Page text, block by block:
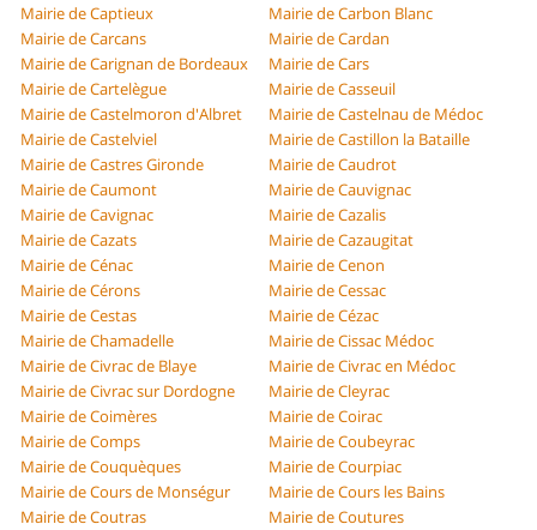
Mairie de Captieux
Mairie de Carbon Blanc
Mairie de Carcans
Mairie de Cardan
Mairie de Carignan de Bordeaux
Mairie de Cars
Mairie de Cartelègue
Mairie de Casseuil
Mairie de Castelmoron d'Albret
Mairie de Castelnau de Médoc
Mairie de Castelviel
Mairie de Castillon la Bataille
Mairie de Castres Gironde
Mairie de Caudrot
Mairie de Caumont
Mairie de Cauvignac
Mairie de Cavignac
Mairie de Cazalis
Mairie de Cazats
Mairie de Cazaugitat
Mairie de Cénac
Mairie de Cenon
Mairie de Cérons
Mairie de Cessac
Mairie de Cestas
Mairie de Cézac
Mairie de Chamadelle
Mairie de Cissac Médoc
Mairie de Civrac de Blaye
Mairie de Civrac en Médoc
Mairie de Civrac sur Dordogne
Mairie de Cleyrac
Mairie de Coimères
Mairie de Coirac
Mairie de Comps
Mairie de Coubeyrac
Mairie de Couquèques
Mairie de Courpiac
Mairie de Cours de Monségur
Mairie de Cours les Bains
Mairie de Coutras
Mairie de Coutures